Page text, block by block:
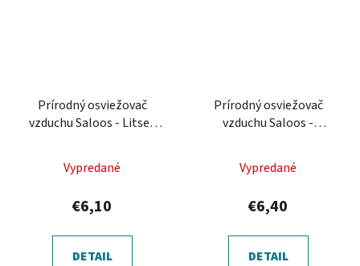
Prírodný osviežovač
vzduchu Saloos - Litsea
Vypredané
€6,10
DETAIL
Prírodný osviežovač
vzduchu Saloos -
Vypredané
€6,40
DETAIL